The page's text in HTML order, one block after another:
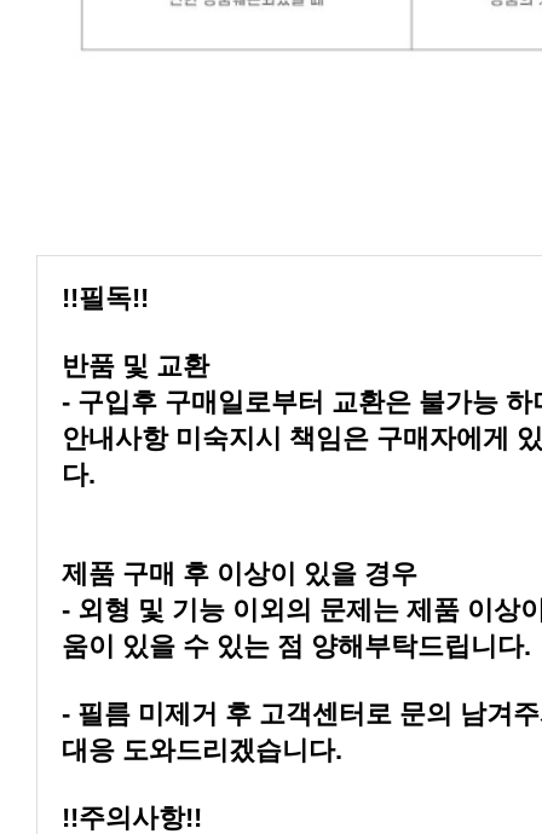
!!필독!!
반품 및 교환
다.
제품 구매 후 이상이 있을 경우
움이 있을 수 있는 점 양해부탁드립니다.
대응 도와드리겠습니다.
!!주의사항!!